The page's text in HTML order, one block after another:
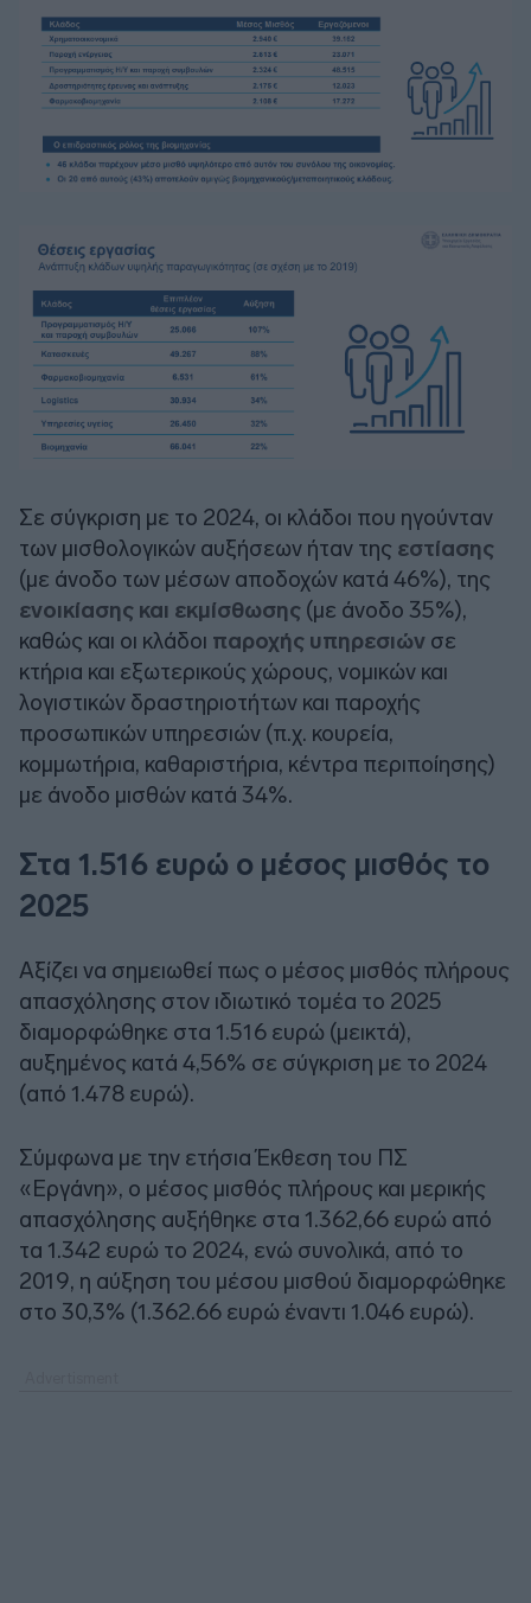
Σε σύγκριση με το 2024, οι κλάδοι που ηγούνταν
των μισθολογικών αυξήσεων ήταν της εστίασης
(με άνοδο των μέσων αποδοχών κατά 46%), της
ενοικίασης και εκμίσθωσης (με άνοδο 35%),
καθώς και οι κλάδοι παροχής υπηρεσιών σε
κτήρια και εξωτερικούς χώρους, νομικών και
λογιστικών δραστηριοτήτων και παροχής
προσωπικών υπηρεσιών (π.χ. κουρεία,
κομμωτήρια, καθαριστήρια, κέντρα περιποίησης)
με άνοδο μισθών κατά 34%.
Στα 1.516 ευρώ ο μέσος μισθός το
2025
Αξίζει να σημειωθεί πως ο μέσος μισθός πλήρους
απασχόλησης στον ιδιωτικό τομέα το 2025
διαμορφώθηκε στα 1.516 ευρώ (μεικτά),
αυξημένος κατά 4,56% σε σύγκριση με το 2024
(από 1.478 ευρώ).
Σύμφωνα με την ετήσια Έκθεση του ΠΣ
«Εργάνη», ο μέσος μισθός πλήρους και μερικής
απασχόλησης αυξήθηκε στα 1.362,66 ευρώ από
τα 1.342 ευρώ το 2024, ενώ συνολικά, από το
2019, η αύξηση του μέσου μισθού διαμορφώθηκε
στο 30,3% (1.362.66 ευρώ έναντι 1.046 ευρώ).